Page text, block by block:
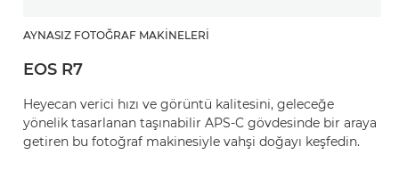
AYNASIZ FOTOĞRAF MAKINELERI
EOS R7
Heyecan verici hızı ve görüntü kalitesini, geleceğe
yönelik tasarlanan taşınabilir APS-C gövdesinde bir araya
getiren bu fotoğraf makinesiyle vahşi doğayı keşfedin.